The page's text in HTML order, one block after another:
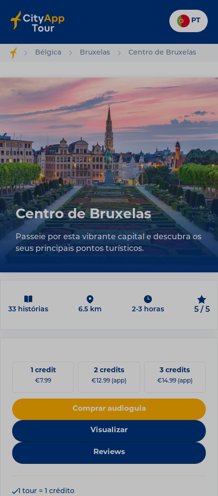
PT
Bélgica Bruxelas Centro de Bruxelas
Centro de Bruxelas
Passeie por esta vibrante capital e descubra os
seus principais pontos turísticos.
33 histórias 6.5 km 2-3 horas 5 / 5
1 credit
€7.99
2 credits
€12.99 (app)
3 credits
€14.99 (app)
Comprar audioguia
Visualizar
Reviews
1 tour = 1 crédito